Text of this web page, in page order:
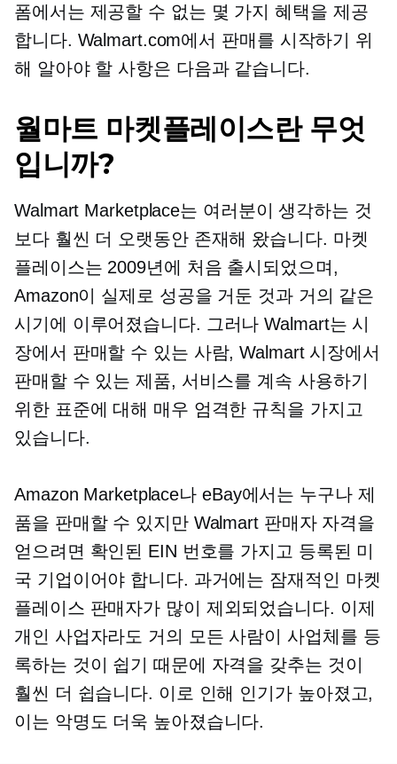
폼에서는 제공할 수 없는 몇 가지 혜택을 제공
합니다. Walmart.com에서 판매를 시작하기 위
해 알아야 할 사항은 다음과 같습니다.
월마트 마켓플레이스란 무엇
입니까?
Walmart Marketplace는 여러분이 생각하는 것
보다 훨씬 더 오랫동안 존재해 왔습니다. 마켓
플레이스는 2009년에 처음 출시되었으며,
Amazon이 실제로 성공을 거둔 것과 거의 같은
시기에 이루어졌습니다. 그러나 Walmart는 시
장에서 판매할 수 있는 사람, Walmart 시장에서
판매할 수 있는 제품, 서비스를 계속 사용하기
위한 표준에 대해 매우 엄격한 규칙을 가지고
있습니다.
Amazon Marketplace나 eBay에서는 누구나 제
품을 판매할 수 있지만 Walmart 판매자 자격을
얻으려면 확인된 EIN 번호를 가지고 등록된 미
국 기업이어야 합니다. 과거에는 잠재적인 마켓
플레이스 판매자가 많이 제외되었습니다. 이제
개인 사업자라도 거의 모든 사람이 사업체를 등
록하는 것이 쉽기 때문에 자격을 갖추는 것이
훨씬 더 쉽습니다. 이로 인해 인기가 높아졌고,
이는 악명도 더욱 높아졌습니다.